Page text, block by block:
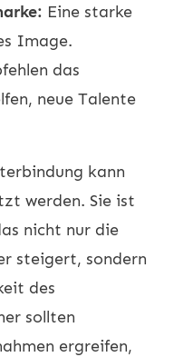
Eine starke
Image.
das
neue Talente
kann
werden. Sie ist
nicht nur die
steigert, sondern
des
sollten
ergreifen,